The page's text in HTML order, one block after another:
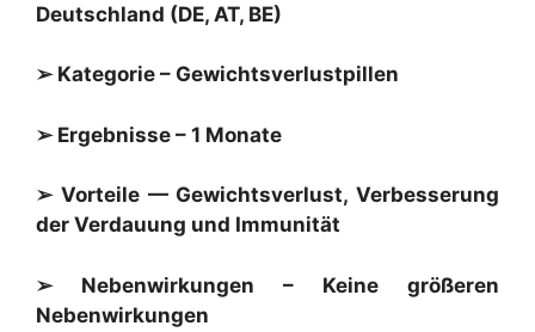
Deutschland (DE, AT, BE)
➢ Kategorie – Gewichtsverlustpillen
➢ Ergebnisse – 1 Monate
➢ Vorteile — Gewichtsverlust, Verbesserung
der Verdauung und Immunität
➢ Nebenwirkungen – Keine größeren
Nebenwirkungen